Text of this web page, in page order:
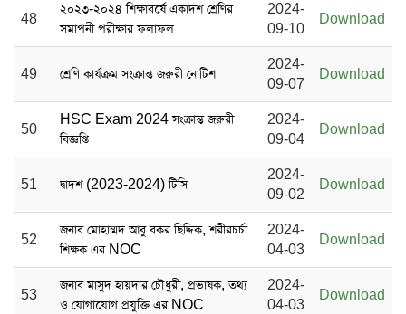
48
২০২৩-২০২৪ শিক্ষাবর্ষে একাদশ শ্রেণির
সমাপনী পরীক্ষার ফলাফল
2024-
09-10
Download
49 শ্রেণি কার্যক্রম সংক্রান্ত জরুরী নোটিশ
2024-
09-07
Download
50
HSC Exam 2024 সংক্রান্ত জরুরী
বিজ্ঞপ্তি
2024-
09-04
Download
51 দ্বাদশ (2023-2024) টিসি
2024-
09-02
Download
52
জনাব মোহাম্মদ আবু বকর ছিদ্দিক, শরীরচর্চা
শিক্ষক এর NOC
2024-
04-03
Download
53
জনাব মাসুদ হায়দার চৌধুরী, প্রভাষক, তথ্য
ও যোগাযোগ প্রযুক্তি এর NOC
2024-
04-03
Download